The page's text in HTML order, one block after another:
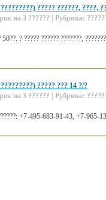
????? ??????, ????,
на 3 ?????? | Рубрика:
? ????? ?????? ???????,
????? ??? 14 ?/?
на 3 ?????? | Рубрика:
+7-495-683-91-43, +7-965-